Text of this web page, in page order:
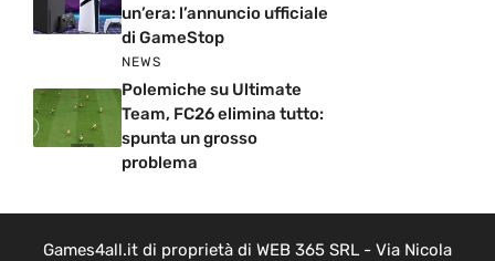
un’era: l’annuncio ufficiale
di GameStop
NEWS
Polemiche su Ultimate
Team, FC26 elimina tutto:
spunta un grosso
problema
Games4all.it di proprietà di WEB 365 SRL - Via Nicola